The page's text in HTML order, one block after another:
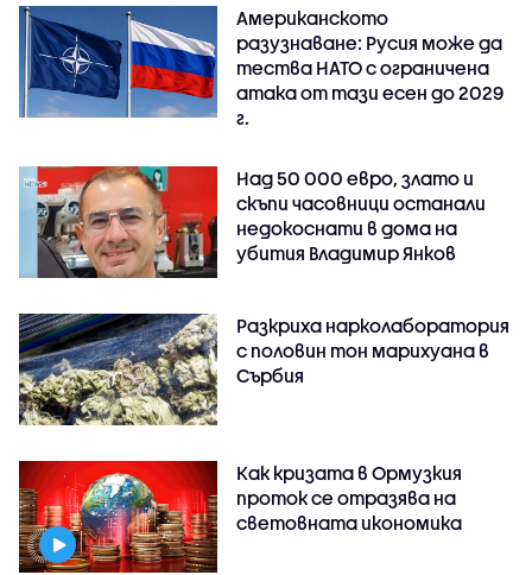
Американското
разузнаване: Русия може да
тества НАТО с ограничена
атака от тази есен до 2029
г.
Над 50 000 евро, злато и
скъпи часовници останали
недокоснати в дома на
убития Владимир Янков
Разкриха нарколаборатория
с половин тон марихуана в
Сърбия
Как кризата в Ормузкия
проток се отразява на
световната икономика